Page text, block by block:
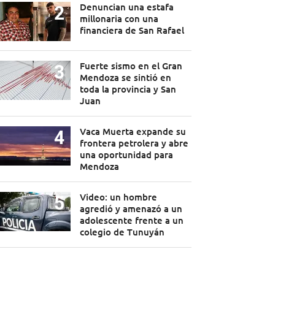
Denuncian una estafa
millonaria con una
financiera de San Rafael
Fuerte sismo en el Gran
Mendoza se sintió en
toda la provincia y San
Juan
Vaca Muerta expande su
frontera petrolera y abre
una oportunidad para
Mendoza
Video: un hombre
agredió y amenazó a un
adolescente frente a un
colegio de Tunuyán